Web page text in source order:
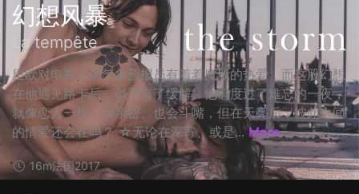
幻想风暴
La tempête
里欧对电视上的气象预报员有着着魔般的热爱，而这股幻想
在他遇见路卡后，似乎有了缓解。他们度过了难忘的一夜，
就像恋人一样，很亲密、也会斗嘴，但在天亮后，彼此之间
的情爱还会在吗？ ☆无论在深宵、或是... More
16m法国2017